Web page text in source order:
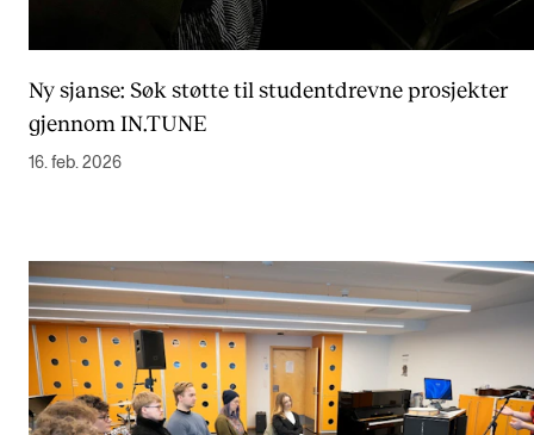
Ny sjanse: Søk støtte til studentdrevne prosjekter
gjennom IN.TUNE
16. feb. 2026